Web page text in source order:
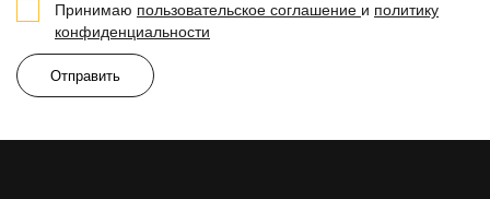
Принимаю пользовательское соглашение и политику
конфиденциальности
Отправить